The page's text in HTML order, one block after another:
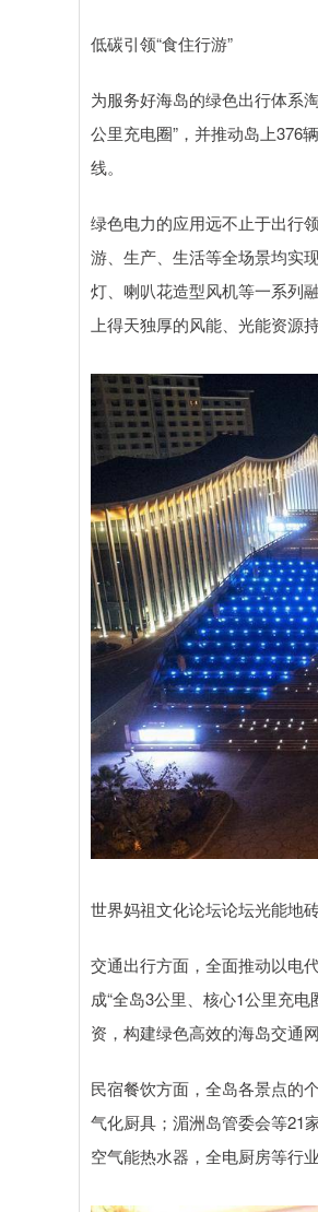
低碳引领“食住行游”
为服务好海岛的绿色出行体系
公里充电圈”，并推动岛上376
线。
绿色电力的应用远不止于出行
游、生产、生活等全场景均实
灯、喇叭花造型风机等一系列
上得天独厚的风能、光能资源
世界妈祖文化论坛论坛光能地
交通出行方面，全面推动以电
成“全岛3公里、核心1公里充
资，构建绿色高效的海岛交通网
民宿餐饮方面，全岛各景点的
气化厨具；湄洲岛管委会等21
空气能热水器，全电厨房等行